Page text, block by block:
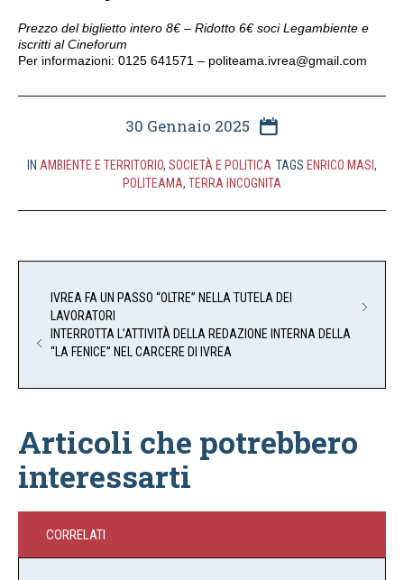
Prezzo del biglietto intero 8€ – Ridotto 6€ soci Legambiente e
iscritti al Cineforum
Per informazioni: 0125 641571 – politeama.ivrea@gmail.com
30 Gennaio 2025
IN AMBIENTE E TERRITORIO, SOCIETÀ E POLITICA TAGS ENRICO MASI ,
POLITEAMA, TERRA INCOGNITA
IVREA FA UN PASSO “OLTRE” NELLA TUTELA DEI
LAVORATORI
INTERROTTA L’ATTIVITÀ DELLA REDAZIONE INTERNA DELLA
“LA FENICE” NEL CARCERE DI IVREA
Articoli che potrebbero
interessarti
CORRELATI